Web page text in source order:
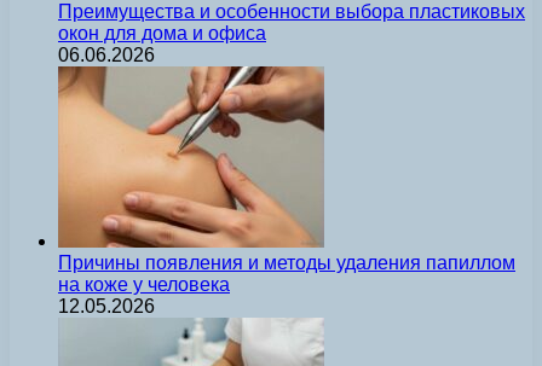
Преимущества и особенности выбора пластиковых
окон для дома и офиса
06.06.2026
Причины появления и методы удаления папиллом
на коже у человека
12.05.2026